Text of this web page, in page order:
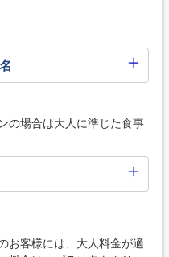
の場合は大人に準じた食事
お客様には、大人料金が適